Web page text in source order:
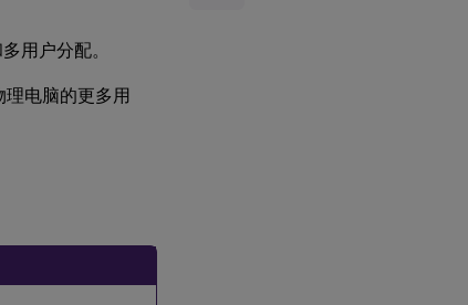
用户分配。
电脑的更多用